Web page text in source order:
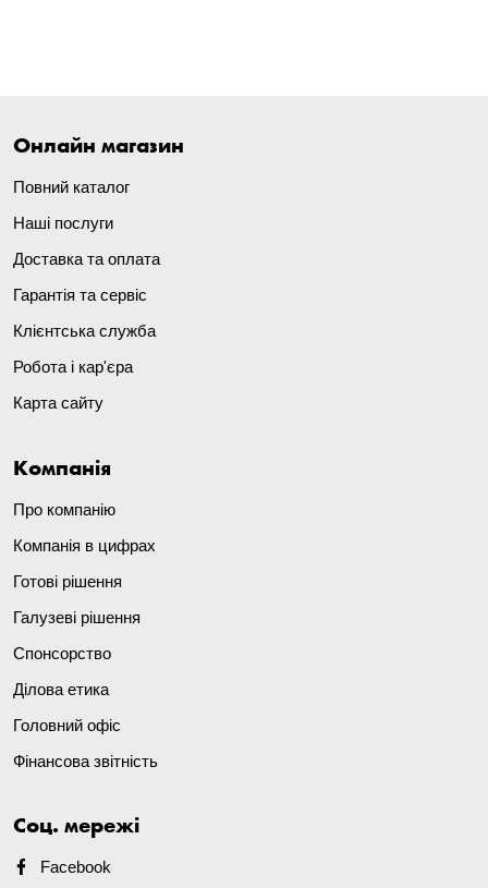
Онлайн магазин
Повний каталог
Наші послуги
Доставка та оплата
Гарантія та сервіс
Клієнтська служба
Робота і кар'єра
Карта сайту
Компанія
Про компанію
Компанія в цифрах
Готові рішення
Галузеві рішення
Спонсорство
Ділова етика
Головний офіс
Фінансова звітність
Соц. мережі
Facebook